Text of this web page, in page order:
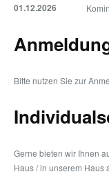
01.12.2026
Bitte nutzen Sie zur
Gerne bieten wir Ihnen
Haus / in unserem Haus